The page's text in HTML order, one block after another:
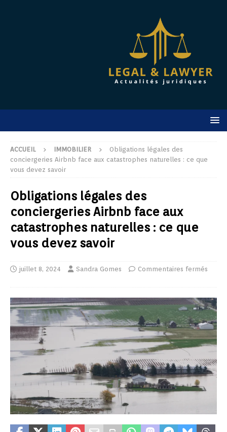
ACCUEIL IMMOBILIER
Obligations légales des
conciergeries Airbnb face aux catastrophes naturelles : ce que
vous devez savoir
Obligations légales des
conciergeries Airbnb face aux
catastrophes naturelles : ce que
vous devez savoir
juillet 8, 2024 Sandra Gomes Commentaires fermés